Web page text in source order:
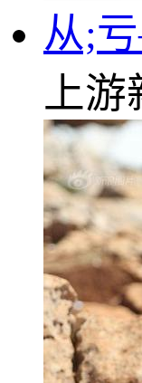
从;
上游